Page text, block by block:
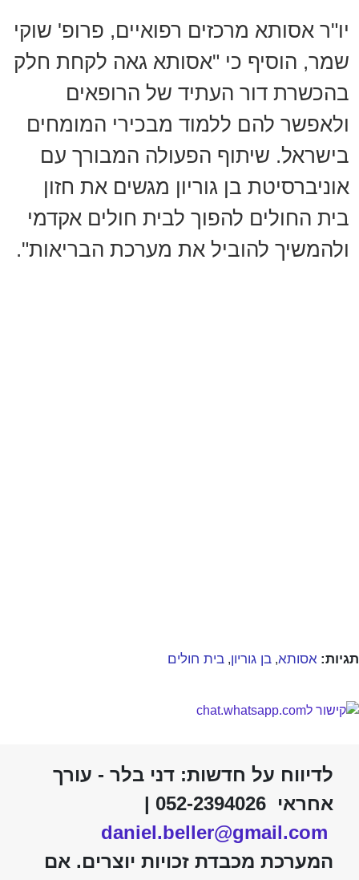
יו"ר אסותא מרכזים רפואיים, פרופ' שוקי
שמר, הוסיף כי "אסותא גאה לקחת חלק
בהכשרת דור העתיד של הרופאים
ולאפשר להם ללמוד מבכירי המומחים
בישראל. שיתוף הפעולה המבורך עם
אוניברסיטת בן גוריון מגשים את חזון
בית החולים להפוך לבית חולים אקדמי
ולהמשיך להוביל את מערכת הבריאות".
תגיות: אסותא, בן גוריון, בית חולים
לדיווח על חדשות: דני בלר - עורך
אחראי 052-2394026 |
daniel.beller@gmail.com
המערכת מכבדת זכויות יוצרים. אם